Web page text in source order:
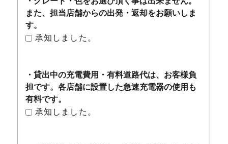
また、担当店舗からの出発・返却をお願いしま
す。
承知しました。
・貸出中の充電費用・有料道路代は、お客様負
担です。各店舗に設置した急速充電器の使用も
有料です。
承知しました。